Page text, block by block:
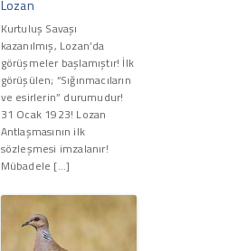
Lozan
Kurtuluş Savaşı
kazanılmış, Lozan’da
görüşmeler başlamıştır! İlk
görüşülen; “Sığınmacıların
ve esirlerin” durumudur!
31 Ocak 1923! Lozan
Antlaşmasının ilk
sözleşmesi imzalanır!
Mübadele […]